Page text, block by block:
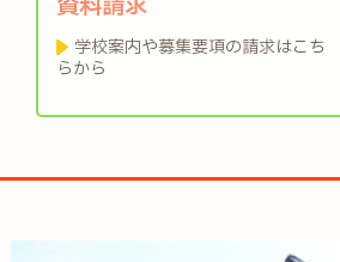
学校案内や募集要項の請求はこち
らから